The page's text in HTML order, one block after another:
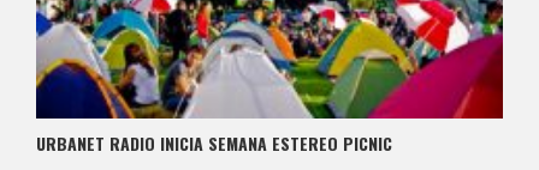
URBANET RADIO INICIA SEMANA ESTEREO PICNIC